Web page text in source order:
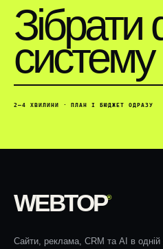
Зібрати
систему
2–4 ХВИЛИНИ · ПЛАН І БЮДЖЕТ ОДРАЗУ
WEBTOP®
Сайти, реклама, CRM та AI в одній